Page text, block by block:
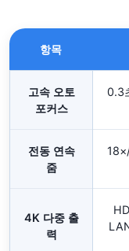
항목
고속 오토
포커스
0.3
전동 연속
줌
4K 다중 출
력